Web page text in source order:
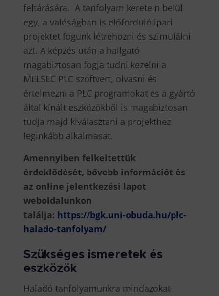
feltárására. A tanfolyam keretein belül
egy, a valóságban is előforduló ipari
projektet fogunk létrehozni és szimulálni
azt. A képzés után a hallgató
magabiztosan fogja tudni kezelni a
MELSEC PLC szoftvert, olvasni és
értelmezni a PLC programokat és a gyártó
által kínált eszközökből is magabiztosan
tudja majd kiválasztani a projekthez
leginkább alkalmasat.
Amennyiben felkeltettük
érdeklődését, bővebb információt és
az online jelentkezési lapot
weboldalunkon
találja: https://bgk.uni-obuda.hu/plc-
halado-tanfolyam/
Szükséges ismeretek és
eszközök
Haladó tanfolyamunkra mindazokat